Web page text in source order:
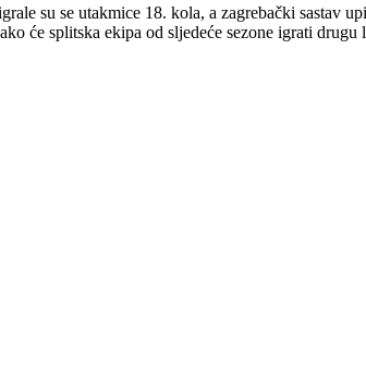
su se utakmice 18. kola, a zagrebački sastav
će splitska ekipa od sljedeće sezone igrati